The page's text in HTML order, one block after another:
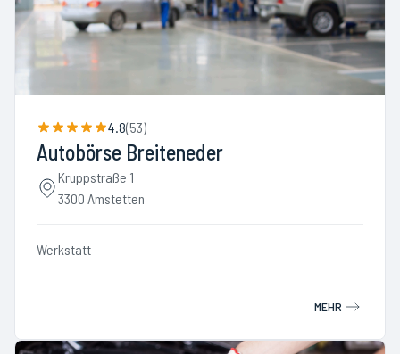
4.8(53)
Autobörse Breiteneder
Kruppstraße 1
3300 Amstetten
Werkstatt
MEHR